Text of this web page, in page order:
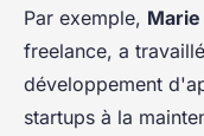
Par exemple,
freelance, a
développement
startups à la